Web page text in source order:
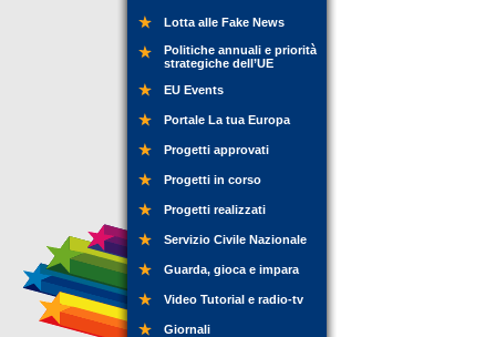
Lotta alle Fake News
Politiche annuali e priorità
strategiche dell’UE
EU Events
Portale La tua Europa
Progetti approvati
Progetti in corso
Progetti realizzati
Servizio Civile Nazionale
Guarda, gioca e impara
Video Tutorial e radio-tv
Giornali